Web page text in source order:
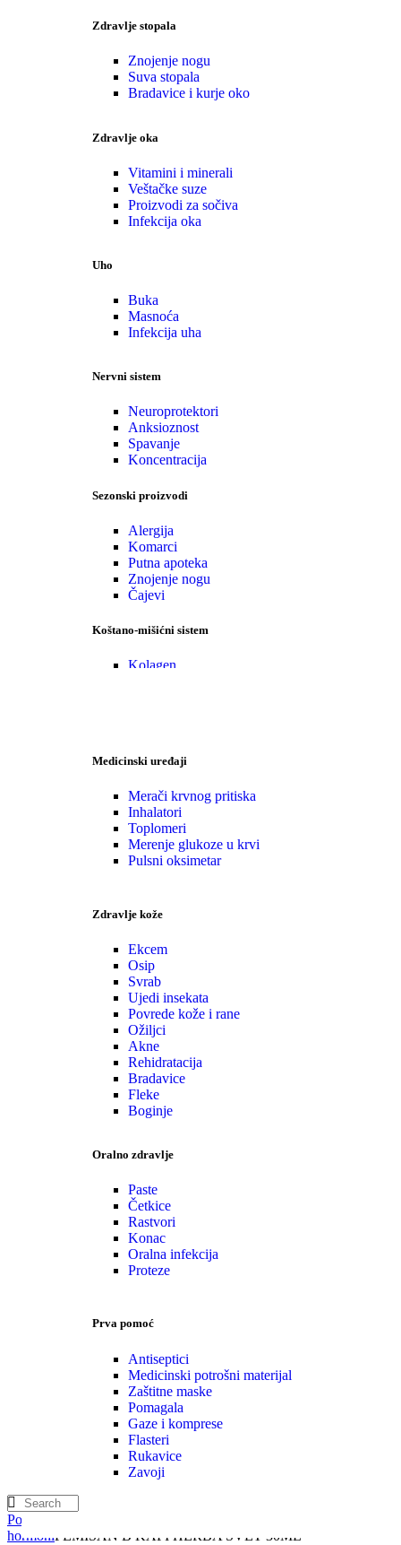
Zdravlje stopala
Znojenje nogu
Suva stopala
Bradavice i kurje oko
Zdravlje oka
Vitamini i minerali
Veštačke suze
Proizvodi za sočiva
Infekcija oka
Uho
Buka
Masnoća
Infekcija uha
Nervni sistem
Neuroprotektori
Anksioznost
Spavanje
Koncentracija
Sezonski proizvodi
Alergija
Komarci
Putna apoteka
Znojenje nogu
Čajevi
Koštano-mišićni sistem
Kolagen
Medicinski uređaji
Merači krvnog pritiska
Inhalatori
Toplomeri
Merenje glukoze u krvi
Pulsni oksimetar
Zdravlje kože
Ekcem
Osip
Svrab
Ujedi insekata
Povrede kože i rane
Ožiljci
Akne
Rehidratacija
Bradavice
Fleke
Boginje
Oralno zdravlje
Paste
Četkice
Rastvori
Konac
Oralna infekcija
Proteze
Prva pomoć
Antiseptici
Medicinski potrošni materijal
Zaštitne maske
Pomagala
Gaze i komprese
Flasteri
Rukavice
Zavoji
Početna
hormoniFEMISAN B KAPI HERBA SVET 30ML